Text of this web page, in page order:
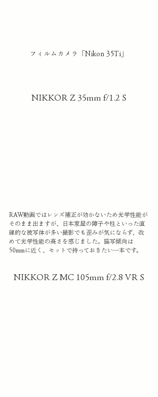
フィルムカメラ「Nikon 35Ti」
NIKKOR Z 35mm f/1.2 S
RAW動画ではレンズ補正が効かないため光学性能が
そのまま出ますが、日本家屋の障子や柱といった直
線的な被写体が多い撮影でも歪みが気にならず、改
めて光学性能の高さを感じました。描写傾向は
50mmに近く、セットで持っておきたい一本です。
NIKKOR Z MC 105mm f/2.8 VR S